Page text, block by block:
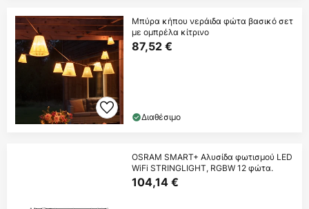
Μπύρα κήπου νεράιδα φώτα βασικό σετ
με ομπρέλα κίτρινο
87,52 €
Διαθέσιμο
OSRAM SMART+ Αλυσίδα φωτισμού LED
WiFi STRINGLIGHT, RGBW 12 φώτα.
104,14 €